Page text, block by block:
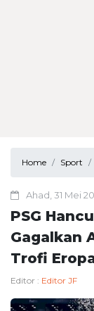
Home Sport
Ahad, 31 Mei
PSG
Gagalkan
Trofi
Editor : Editor JF